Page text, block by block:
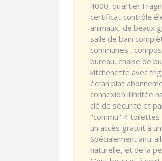
4000, quartier
certificat contrôle
animaux, de beaux
salle de bain
communes ,
bureau, chaise de
kitchenette avec
écran plat
connexion illimitée
clé de sécurité et
"commu" 4 toilettes
un accès gratuit à
Spécialement anti-
naturelle, et de la